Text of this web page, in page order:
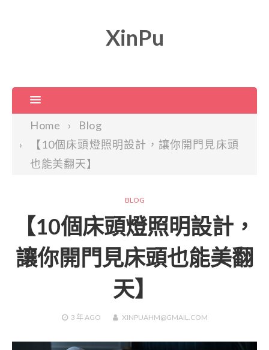
XinPu
Home
Blog
【10個床頭燈照明設計，讓你開門見床頭
也能美翻天】
BLOG
【10個床頭燈照明設計，
讓你開門見床頭也能美翻
天】
3 年AGO XINPUAHM@GMAIL.COM